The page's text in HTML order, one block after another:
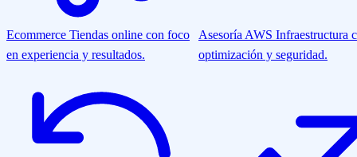
Ecommerce Tiendas online con foco
en experiencia y resultados.
Asesoría AWS Infraestructura
optimización y seguridad.